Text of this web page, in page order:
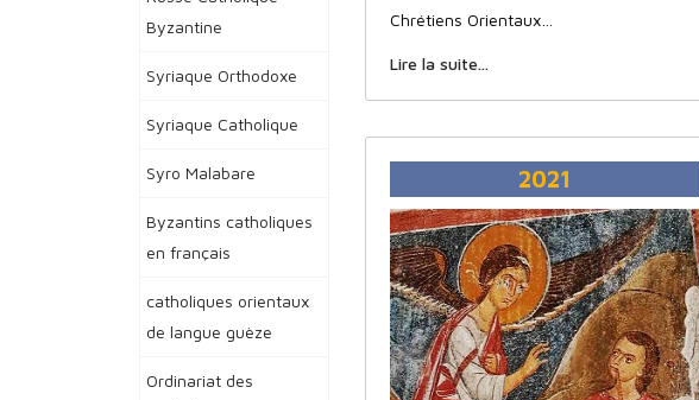
Byzantine
Syriaque Orthodoxe
Syriaque Catholique
Syro Malabare
Byzantins catholiques
en français
catholiques orientaux
de langue guèze
Ordinariat des
Chrétiens Orientaux…
Lire la suite...
2021